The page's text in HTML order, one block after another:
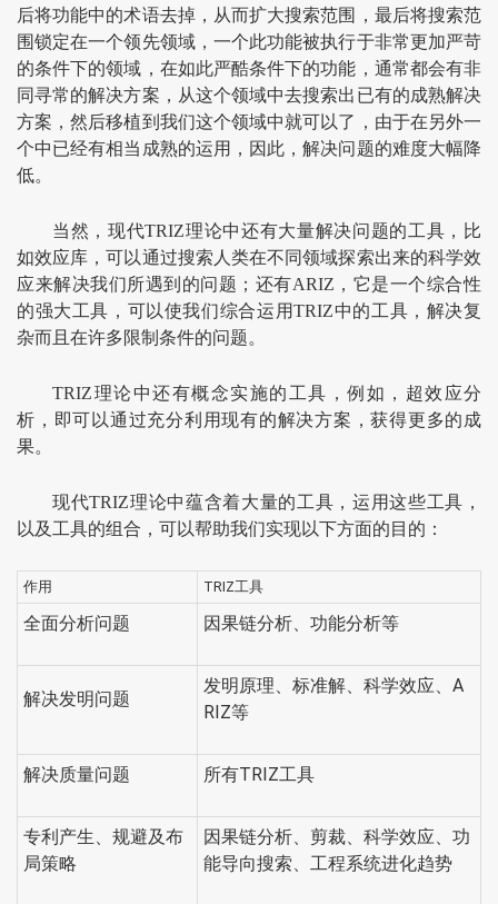
后将功能中的术语去掉，从而扩大搜索范围，最后将搜索范
围锁定在一个领先领域，一个此功能被执行于非常更加严苛
的条件下的领域，在如此严酷条件下的功能，通常都会有非
同寻常的解决方案，从这个领域中去搜索出已有的成熟解决
方案，然后移植到我们这个领域中就可以了，由于在另外一
个中已经有相当成熟的运用，因此，解决问题的难度大幅降
低。
当然，现代TRIZ理论中还有大量解决问题的工具，比
如效应库，可以通过搜索人类在不同领域探索出来的科学效
应来解决我们所遇到的问题；还有ARIZ，它是一个综合性
的强大工具，可以使我们综合运用TRIZ中的工具，解决复
杂而且在许多限制条件的问题。
TRIZ理论中还有概念实施的工具，例如，超效应分
析，即可以通过充分利用现有的解决方案，获得更多的成
果。
现代TRIZ理论中蕴含着大量的工具，运用这些工具，
以及工具的组合，可以帮助我们实现以下方面的目的：
作用 TRIZ工具
全面分析问题 因果链分析、功能分析等
解决发明问题
发明原理、标准解、科学效应、A
RIZ等
解决质量问题 所有TRIZ工具
专利产生、规避及布
局策略
因果链分析、剪裁、科学效应、功
能导向搜索、工程系统进化趋势